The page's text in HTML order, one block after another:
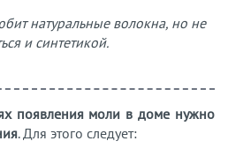
натуральные волокна, но не
и синтетикой.
появления моли в доме нужно
. Для этого следует: